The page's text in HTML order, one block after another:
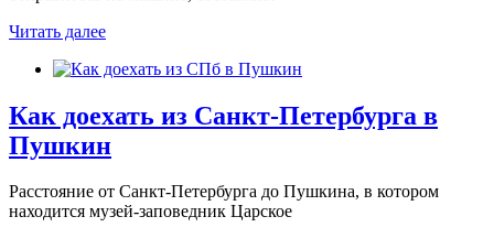
Читать далее
Как доехать из Санкт-Петербурга в
Пушкин
Расстояние от Санкт-Петербурга до Пушкина, в котором
находится музей-заповедник Царское